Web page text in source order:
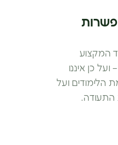
פשרות
המקצוע
ועל כן איננו
הלימודים ועל
התעודה.